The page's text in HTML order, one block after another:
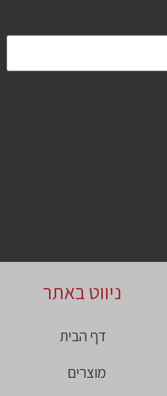
ניווט באתר
דף הבית
מוצרים